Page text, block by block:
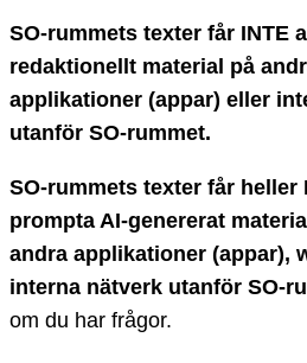
SO-rummets texter får INTE
redaktionellt material på
applikationer (appar) eller
utanför SO-rummet.
SO-rummets texter får heller
prompta AI-genererat
andra applikationer (appar),
interna nätverk utanför SO-
om du har frågor.